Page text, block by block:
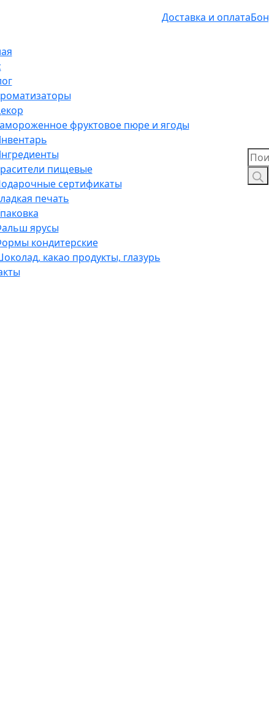
Доставка и оплата
фруктовое пюре и ягоды
пищевые
сертификаты
печать
ярусы
кондитерские
какао продукты, глазурь